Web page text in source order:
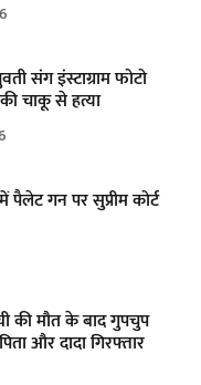
संग इंस्टाग्राम फोटो
चाकू से हत्या
पैलेट गन पर सुप्रीम कोर्ट
की मौत के बाद गुपचुप
और दादा गिरफ्तार